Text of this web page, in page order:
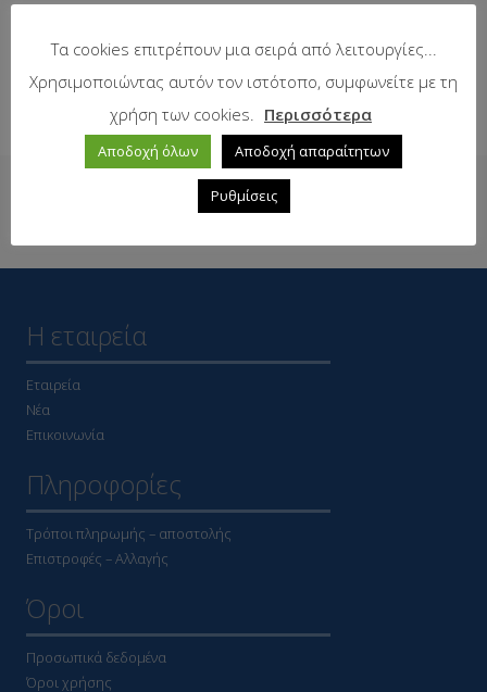
Η εταιρεία
Εταιρεία
Νέα
Επικοινωνία
Πληροφορίες
Τρόποι πληρωμής – αποστολής
Επιστροφές – Αλλαγής
Όροι
Προσωπικά δεδομένα
Όροι χρήσης
Τα cookies επιτρέπουν μια σειρά από λειτουργίες...
Χρησιμοποιώντας αυτόν τον ιστότοπο, συμφωνείτε με τη
χρήση των cookies.
Περισσότερα
Αποδοχή όλων Αποδοχή απαραίτητων
Ρυθμίσεις